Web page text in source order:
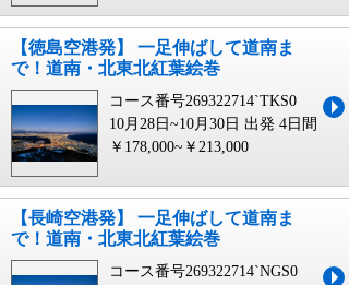
【徳島空港発】 一足伸ばして道南ま
で！道南・北東北紅葉絵巻
コース番号269322714`TKS0
10月28日~10月30日 出発 4日間
￥178,000~￥213,000
【長崎空港発】 一足伸ばして道南ま
で！道南・北東北紅葉絵巻
コース番号269322714`NGS0